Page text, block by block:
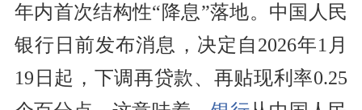
年内首次结构性“降息”落地。中国人民
银行日前发布消息，决定自2026年1月
19日起，下调再贷款、再贴现利率0.25